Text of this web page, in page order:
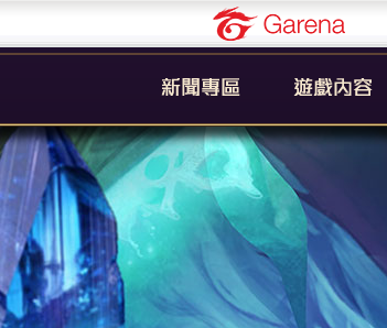
公告
活動
系統
賽事
教學
遊戲簡介
英雄列表
裝備列表
奧義列表